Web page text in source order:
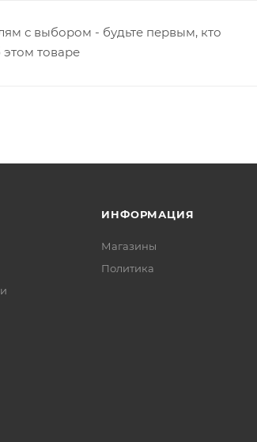
с выбором - будьте первым, кто
товаре
ИНФОРМАЦИЯ
Магазины
Политика